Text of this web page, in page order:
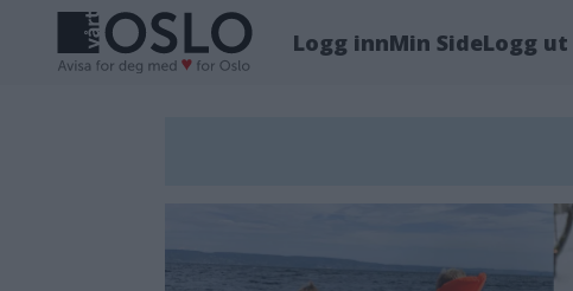
Logg innMin SideLogg ut
svømmeopplæring